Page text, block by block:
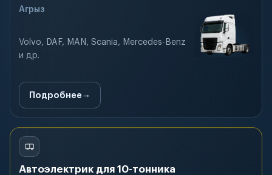
Агрыз
Volvo, DAF, MAN, Scania, Mercedes-Benz
и др.
Подробнее
Автоэлектрик для 10-тонника